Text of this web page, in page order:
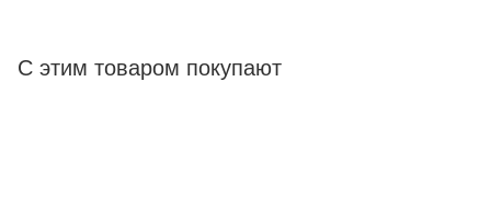
С этим товаром покупают